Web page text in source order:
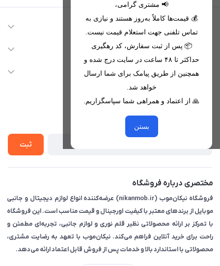
📢 مشتری گرامی،
💰 قیمت‌ها کاملاً به‌روز هستند و نیازی به
تماس تلفنی جهت استعلام قیمت نیست.
📦 پس از ثبت سفارش، کد رهگیری
حداکثر تا ۴۸ ساعت در سایت درج شده و
همچنین از طریق پیامک برای شما ارسال
خواهد شد.
🙏 از اعتماد و همراهی شما سپاسگزاریم.
بستن
اطلاعات تماس
09221680256 - 09373782289
nikanmobstore@gmail.com
هرمزگان، بندرخمیر، شهرک رودبار
دسترسی سریع
لیست محصولات
خدمات مشتریان
حریم خصوصی
از جدید‌ترین تخفیف‌ها با‌ خبر شوید
ثبت
مختصری درباره فروشگاه
فروشگاه نیکان‌موب (nikanmob.ir) عرضه‌کننده انواع لوازم دیجیتال و جانبی
موبایل از برندهای معتبر با کیفیت اورجینال و قیمت مناسب است. این فروشگاه
با تمرکز بر ارائه محصولاتی نظیر قلم نوری و لوازم جانبی، تجربه‌ای مطمئن و
راحت برای خرید آنلاین فراهم می‌کند. نیکان‌موب با تعهد به رضایت مشتری،
محصولاتی با استاندارد بالا و خدمات پس از فروش قابل اعتماد ارائه می‌دهد.